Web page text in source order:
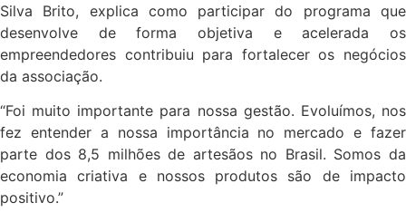
Silva Brito, explica como participar do programa que
desenvolve de forma objetiva e acelerada os
empreendedores contribuiu para fortalecer os negócios
da associação.
“Foi muito importante para nossa gestão. Evoluímos, nos
fez entender a nossa importância no mercado e fazer
parte dos 8,5 milhões de artesãos no Brasil. Somos da
economia criativa e nossos produtos são de impacto
positivo.”